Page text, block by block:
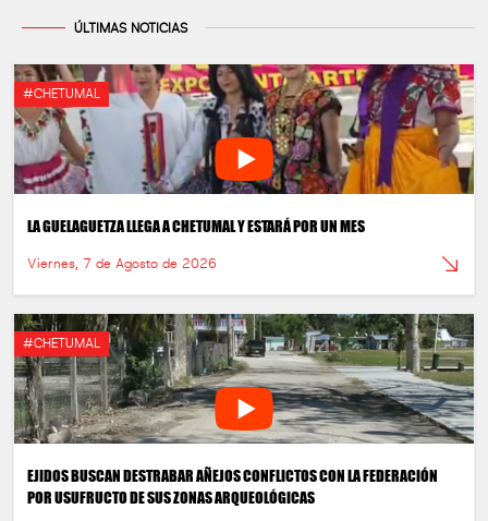
ÚLTIMAS NOTICIAS
#CHETUMAL
LA GUELAGUETZA LLEGA A CHETUMAL Y ESTARÁ POR UN MES
Viernes, 7 de Agosto de 2026
#CHETUMAL
EJIDOS BUSCAN DESTRABAR AÑEJOS CONFLICTOS CON LA FEDERACIÓN
POR USUFRUCTO DE SUS ZONAS ARQUEOLÓGICAS